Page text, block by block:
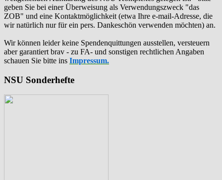
geben Sie bei einer Überweisung als Verwendungszweck "das
ZOB" und eine Kontaktmöglichkeit (etwa Ihre e-mail-Adresse, die
wir natürlich nur für ein pers. Dankeschön verwenden möchten) an.
Wir können leider keine Spendenquittungen ausstellen, versteuern
aber garantiert brav - zu FA- und sonstigen rechtlichen Angaben
schauen Sie bitte ins Impressum.
NSU Sonderhefte